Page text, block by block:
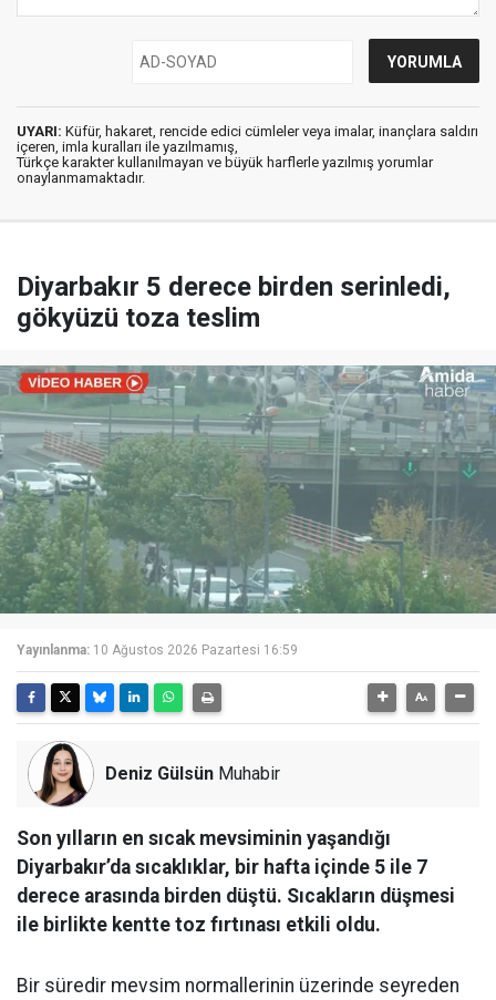
UYARI: Küfür, hakaret, rencide edici cümleler veya imalar, inançlara saldırı
içeren, imla kuralları ile yazılmamış,
Türkçe karakter kullanılmayan ve büyük harflerle yazılmış yorumlar
onaylanmamaktadır.
Diyarbakır 5 derece birden serinledi,
gökyüzü toza teslim
Yayınlanma: 10 Ağustos 2026 Pazartesi 16:59
Deniz Gülsün Muhabir
Son yılların en sıcak mevsiminin yaşandığı
Diyarbakır’da sıcaklıklar, bir hafta içinde 5 ile 7
derece arasında birden düştü. Sıcakların düşmesi
ile birlikte kentte toz fırtınası etkili oldu.
Bir süredir mevsim normallerinin üzerinde seyreden